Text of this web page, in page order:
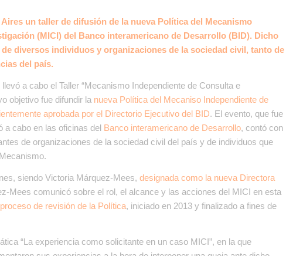
un taller de difusión de la nueva Política del Mecanismo
(MICI) del Banco interamericano de Desarrollo (BID). Dicho
diversos individuos y organizaciones de la sociedad civil, tanto de
del país.
a cabo el Taller “Mecanismo Independiente de Consulta e
objetivo fue difundir la nueva Política del Mecaniso Independiente de
aprobada por el Directorio Ejecutivo del BID. El evento, que fue
a cabo en las oficinas del Banco interamericano de Desarrollo, contó con
de organizaciones de la sociedad civil del país y de individuos que
siendo Victoria Márquez-Mees,designada como la nueva Directora
Mees comunicó sobre el rol, el alcance y las acciones del MICI en esta
proceso de revisión de la Política, iniciado en 2013 y finalizado a fines de
“La experiencia como solicitante en un caso MICI”, en la que